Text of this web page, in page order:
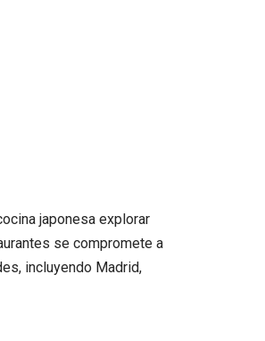
japonesa explorar
se compromete a
incluyendo Madrid,